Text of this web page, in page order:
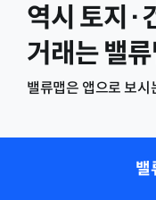
역시 토지·
거래는 밸
밸류맵은 앱으로 보
밸